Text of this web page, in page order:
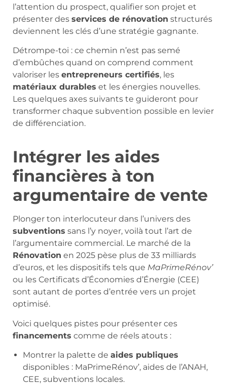
l’attention du prospect, qualifier son projet et
présenter des services de rénovation structurés
deviennent les clés d’une stratégie gagnante.
Détrompe-toi : ce chemin n’est pas semé
d’embûches quand on comprend comment
valoriser les entrepreneurs certifiés, les
matériaux durables et les énergies nouvelles.
Les quelques axes suivants te guideront pour
transformer chaque subvention possible en levier
de différenciation.
Intégrer les aides
financières à ton
argumentaire de vente
Plonger ton interlocuteur dans l’univers des
subventions sans l’y noyer, voilà tout l’art de
l’argumentaire commercial. Le marché de la
Rénovation en 2025 pèse plus de 33 milliards
d’euros, et les dispositifs tels que MaPrimeRénov’
ou les Certificats d’Économies d’Énergie (CEE)
sont autant de portes d’entrée vers un projet
optimisé.
Voici quelques pistes pour présenter ces
financements comme de réels atouts :
Montrer la palette de aides publiques
disponibles : MaPrimeRénov’, aides de l’ANAH,
CEE, subventions locales.